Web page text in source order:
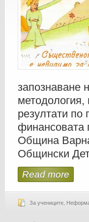
запознаване
методология,
резултати
финансовата
Община
Общински
Read more
За учениците